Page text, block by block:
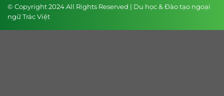
© Copyright 2024 All Rights Reserved | Du học & Đào tạo ngoại
ngữ Trác Việt